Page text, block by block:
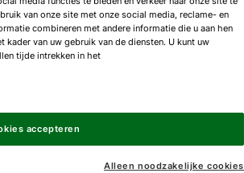
van onze site met onze social media, reclame- en
combineren met andere informatie die u aan hen
van uw gebruik van de diensten. U kunt uw
tijde intrekken in het
Alleen noodzakelijke cookies
accepteren